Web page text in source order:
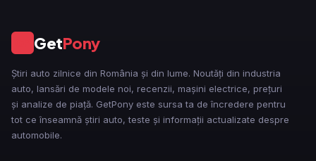
GetPony
Știri auto zilnice din România și din lume. Noutăți din industria
auto, lansări de modele noi, recenzii, mașini electrice, prețuri
și analize de piață. GetPony este sursa ta de încredere pentru
tot ce înseamnă știri auto, teste și informații actualizate despre
automobile.